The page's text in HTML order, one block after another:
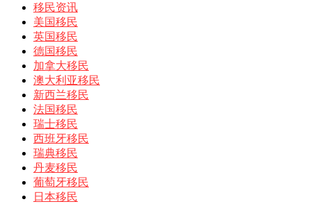
移民资讯
美国移民
英国移民
德国移民
加拿大移民
澳大利亚移民
新西兰移民
法国移民
瑞士移民
西班牙移民
瑞典移民
丹麦移民
葡萄牙移民
日本移民